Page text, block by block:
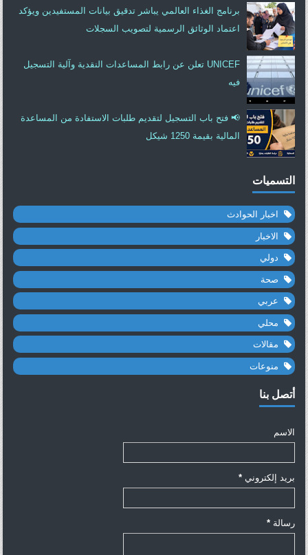
برنامج الغذاء العالمي يباشر تدقيق بيانات المستفيدين ويؤكد
اعتماد الوثائق الرسمية لتصويب السجلات
UNICEF تعلن عن رابط المساعدات النقدية وآلية التسجيل
فيه
📢 فتح باب التسجيل لتقديم طلبات الاستفادة من المساعدة
المالية بقيمة 1250 شيكل
التسميات
اخبار الحوادث
الاخبار
دولي
صحة
عربي
محلي
مقالات
منوعات
أتصل بنا
الاسم
بريد إلكتروني*
رسالة*